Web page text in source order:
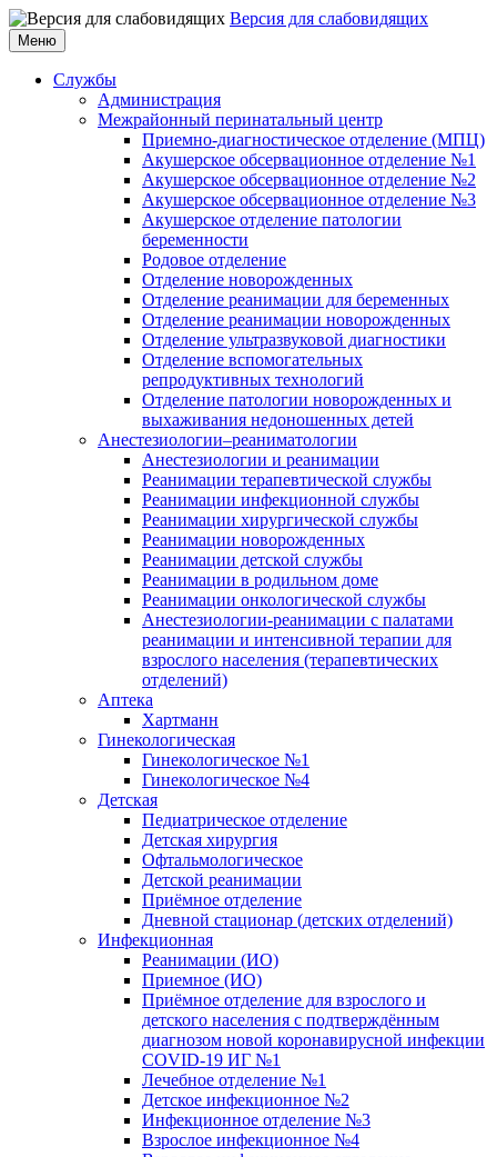
Версия для слабовидящих
Меню
Службы
Администрация
Межрайонный перинатальный центр
Приемно-диагностическое отделение (МПЦ)
Акушерское обсервационное отделение №1
Акушерское обсервационное отделение №2
Акушерское обсервационное отделение №3
Акушерское отделение патологии
беременности
Родовое отделение
Отделение новорожденных
Отделение реанимации для беременных
Отделение реанимации новорожденных
Отделение ультразвуковой диагностики
Отделение вспомогательных
репродуктивных технологий
Отделение патологии новорожденных и
выхаживания недоношенных детей
Анестезиологии–реаниматологии
Анестезиологии и реанимации
Реанимации терапевтической службы
Реанимации инфекционной службы
Реанимации хирургической службы
Реанимации новорожденных
Реанимации детской службы
Реанимации в родильном доме
Реанимации онкологической службы
Анестезиологии-реанимации с палатами
реанимации и интенсивной терапии для
взрослого населения (терапевтических
отделений)
Аптека
Хартманн
Гинекологическая
Гинекологическое №1
Гинекологическое №4
Детская
Педиатрическое отделение
Детская хирургия
Офтальмологическое
Детской реанимации
Приёмное отделение
Дневной стационар (детских отделений)
Инфекционная
Реанимации (ИО)
Приемное (ИО)
Приёмное отделение для взрослого и
детского населения с подтверждённым
диагнозом новой коронавирусной инфекции
COVID-19 ИГ №1
Лечебное отделение №1
Детское инфекционное №2
Инфекционное отделение №3
Взрослое инфекционное №4